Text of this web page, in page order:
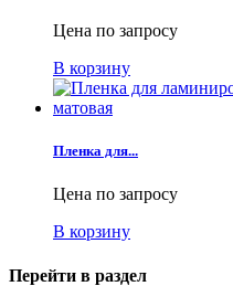
Цена по запросу
В корзину
Пленка для...
Цена по запросу
В корзину
Перейти в раздел